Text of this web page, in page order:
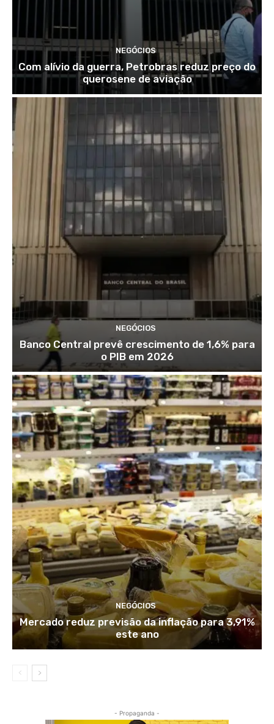
NEGÓCIOS
Com alívio da guerra, Petrobras reduz preço do
querosene de aviação
NEGÓCIOS
Banco Central prevê crescimento de 1,6% para
o PIB em 2026
NEGÓCIOS
Mercado reduz previsão da inflação para 3,91%
este ano
- Propaganda -